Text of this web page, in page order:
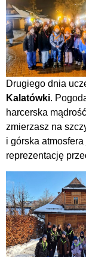
Drugiego dnia
Kalatówki.
harcerska
zmierzasz na
i górska
reprezentację